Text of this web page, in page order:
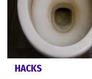
HACKS